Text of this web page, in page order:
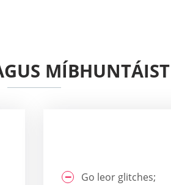
Go leor glitches;